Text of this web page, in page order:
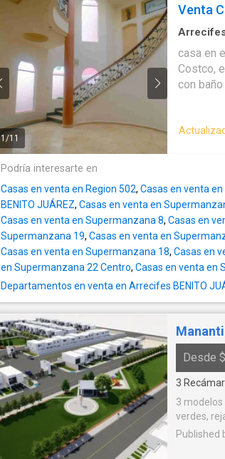
Cancún. Contáctame para agendar una visita privada y conocer
todo el
Cancún.
privacidad al
cuenta
estás buscando. Como valor
Zona
1 /11
Venta
Arrecifes
Terraza·
personas
·Internet
casa en
Costco, en
con baño propio Cuarto de
Podría interesarte en
Casas en venta en Region 502, Casas en venta
BENITO JUÁREZ, Casas en venta en
Casas en venta en Supermanzana 8, Casas en
Supermanzana 19, Casas en venta en
Casas en venta en Supermanzana 18, Casas en
en Supermanzana 22 Centro, Casas en venta en
Departamentos en venta en Arrecifes BENITO
Desde
3
3
verdes,
Published